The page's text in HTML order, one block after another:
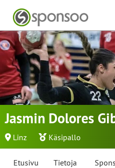
Jasmin Dolores
Linz Käsipallo
Etusivu Tietoja